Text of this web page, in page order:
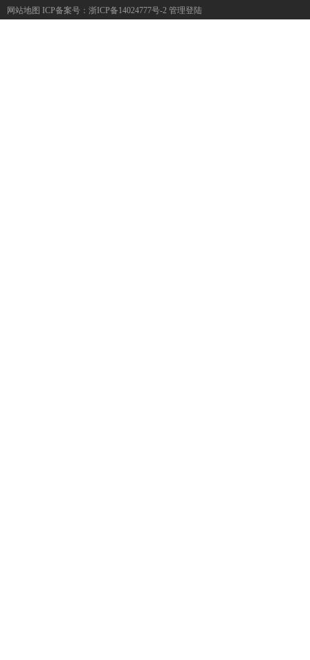
网站地图 ICP备案号： 浙ICP备14024777号-2 管理登陆